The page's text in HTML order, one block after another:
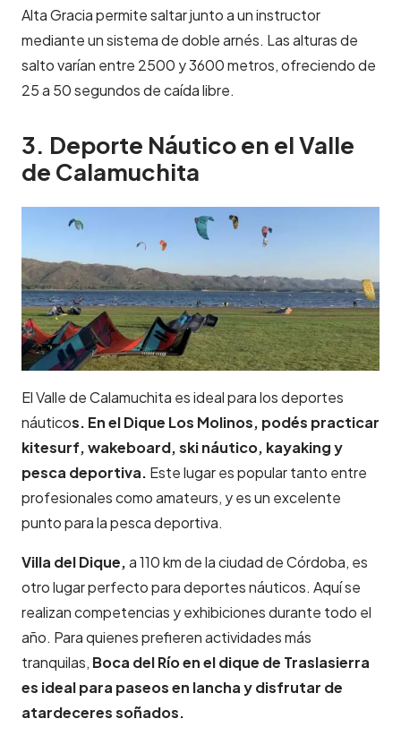
Alta Gracia permite saltar junto a un instructor
mediante un sistema de doble arnés. Las alturas de
salto varían entre 2500 y 3600 metros, ofreciendo de
25 a 50 segundos de caída libre.
3. Deporte Náutico en el Valle
de Calamuchita
El Valle de Calamuchita es ideal para los deportes
náuticos. En el Dique Los Molinos, podés practicar
kitesurf, wakeboard, ski náutico, kayaking y
pesca deportiva. Este lugar es popular tanto entre
profesionales como amateurs, y es un excelente
punto para la pesca deportiva.
Villa del Dique,a 110 km de la ciudad de Córdoba, es
otro lugar perfecto para deportes náuticos. Aquí se
realizan competencias y exhibiciones durante todo el
año. Para quienes prefieren actividades más
tranquilas, Boca del Río en el dique de Traslasierra
es ideal para paseos en lancha y disfrutar de
atardeceres soñados.